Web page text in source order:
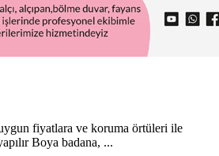
fiyatlara ve koruma örtüleri ile
Boya badana, ...